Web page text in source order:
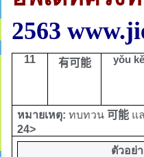
2563
11 有可能 yǒu
หมายเหตุ:ทบทวน 可能 แ
24>
ตัวอย่